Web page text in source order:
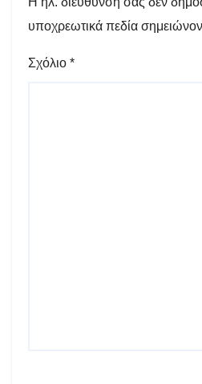
υποχρεωτικά πεδία
Σχόλιο *